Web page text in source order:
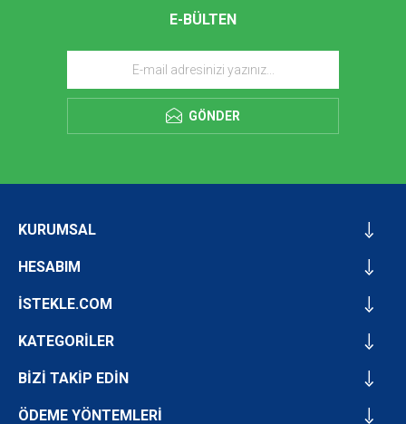
E-BÜLTEN
GÖNDER
KURUMSAL
HESABIM
İSTEKLE.COM
KATEGORİLER
BİZİ TAKİP EDİN
ÖDEME YÖNTEMLERİ